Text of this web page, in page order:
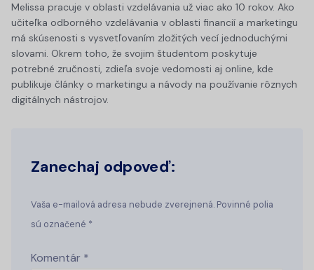
Melissa pracuje v oblasti vzdelávania už viac ako 10 rokov. Ako
učiteľka odborného vzdelávania v oblasti financií a marketingu
má skúsenosti s vysvetľovaním zložitých vecí jednoduchými
slovami. Okrem toho, že svojim študentom poskytuje
potrebné zručnosti, zdieľa svoje vedomosti aj online, kde
publikuje články o marketingu a návody na používanie rôznych
digitálnych nástrojov.
Zanechaj odpoveď:
Vaša e-mailová adresa nebude zverejnená. Povinné polia
sú označené *
Komentár *